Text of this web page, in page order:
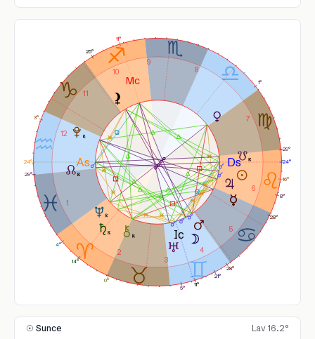
1
2
3
4
5
6
7
8
9
10
11
12
16°
21°
28°
1°
28°
8°
14°
5°
4°
3°
29°
0°
24°
11°
24°
11°
25°
29°
☉ Sunce Lav 16.2°